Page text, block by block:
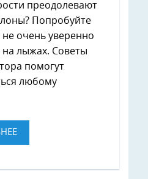
преодолевают
Попробуйте
очень уверенно
на лыжах. Советы
помогут
любому